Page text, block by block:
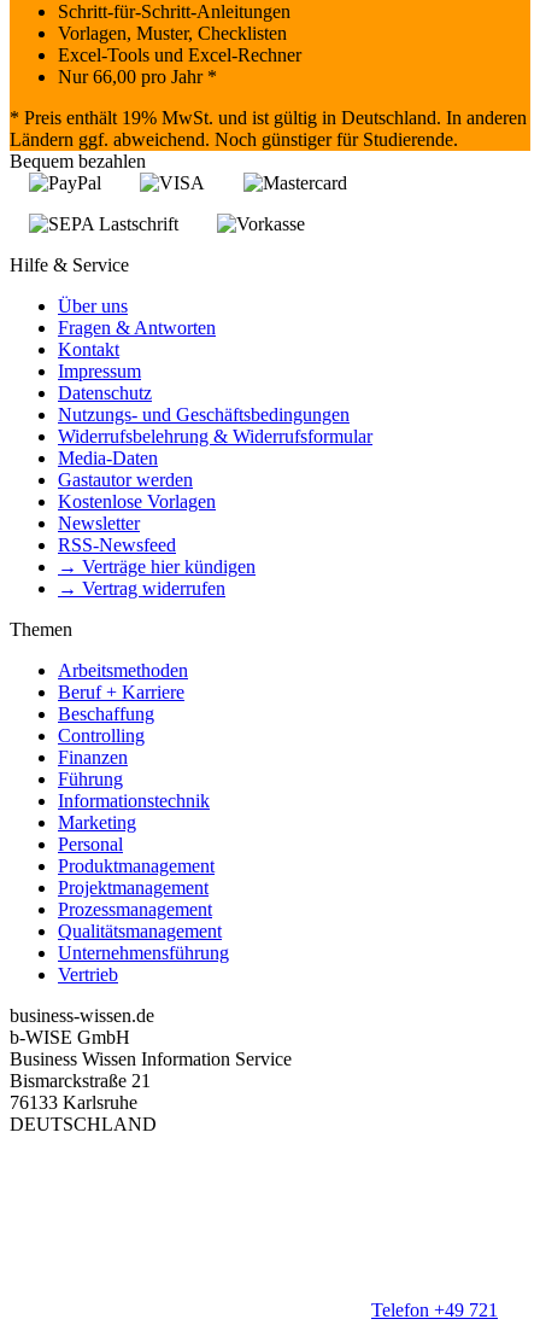
Schritt-für-Schritt-Anleitungen
Vorlagen, Muster, Checklisten
Excel-Tools und Excel-Rechner
Nur66,00 pro Jahr *
* Preis enthält 19% MwSt. und ist gültig in Deutschland. In anderen
Ländern ggf. abweichend. Noch günstiger für Studierende.
Bequem bezahlen
Hilfe & Service
Über uns
Fragen & Antworten
Kontakt
Impressum
Datenschutz
Nutzungs- und Geschäftsbedingungen
Widerrufsbelehrung & Widerrufsformular
Media-Daten
Gastautor werden
Kostenlose Vorlagen
Newsletter
RSS-Newsfeed
→ Verträge hier kündigen
→ Vertrag widerrufen
Themen
Arbeitsmethoden
Beruf + Karriere
Beschaffung
Controlling
Finanzen
Führung
Informationstechnik
Marketing
Personal
Produktmanagement
Projektmanagement
Prozessmanagement
Qualitätsmanagement
Unternehmensführung
Vertrieb
business-wissen.de
b-WISE GmbH
Business Wissen Information Service
Bismarckstraße 21
76133 Karlsruhe
DEUTSCHLAND
Telefon +49 721